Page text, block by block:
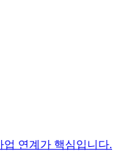
연계가 핵심입니다.